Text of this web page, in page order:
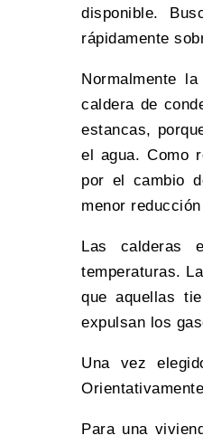
disponible.
rápidamente
Normalmente
caldera de
estancas,
el agua. Como
por el cambio
menor
Las calderas
temperaturas.
que aquellas
expulsan los
Una vez
Para una